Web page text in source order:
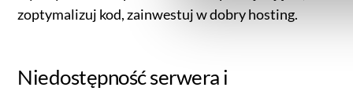
zoptymalizuj kod, zainwestuj w dobry hosting.
Niedostępność serwera i